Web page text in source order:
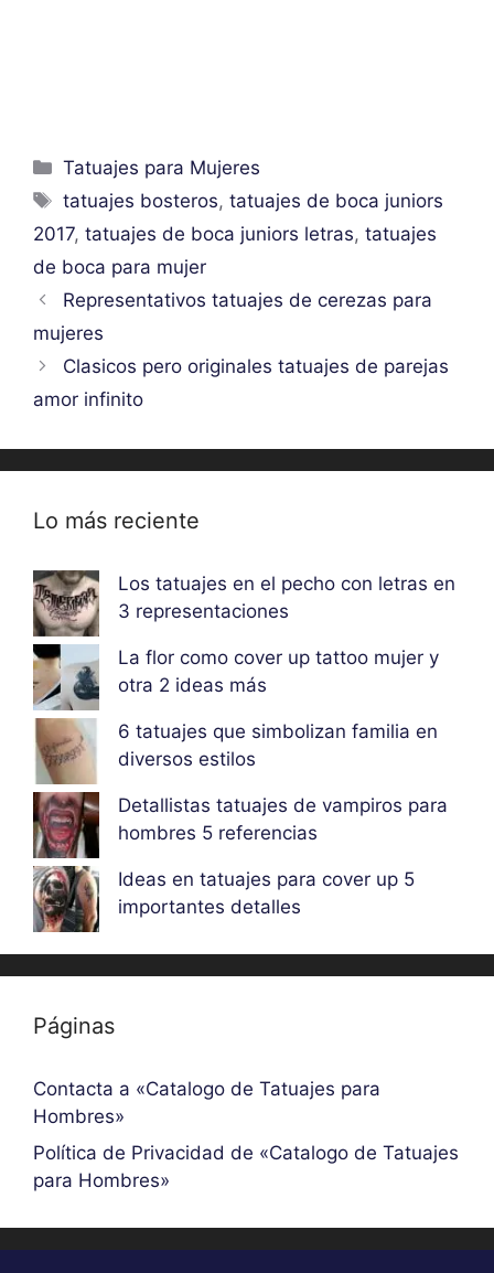
Categorías
Tatuajes para Mujeres
Etiquetas
tatuajes bosteros,tatuajes de boca juniors
2017, tatuajes de boca juniors letras, tatuajes
de boca para mujer
Representativos tatuajes de cerezas para
mujeres
Clasicos pero originales tatuajes de parejas
amor infinito
Lo más reciente
Los tatuajes en el pecho con letras en
3 representaciones
La flor como cover up tattoo mujer y
otra 2 ideas más
6 tatuajes que simbolizan familia en
diversos estilos
Detallistas tatuajes de vampiros para
hombres 5 referencias
Ideas en tatuajes para cover up 5
importantes detalles
Páginas
Contacta a «Catalogo de Tatuajes para
Hombres»
Política de Privacidad de «Catalogo de Tatuajes
para Hombres»